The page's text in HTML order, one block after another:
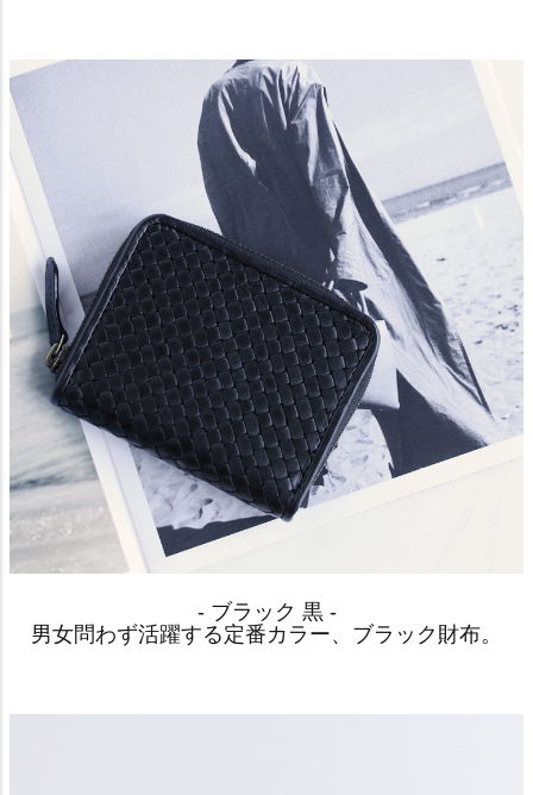
- ブラック 黒 -
男女問わず活躍する定番カラー、ブラック財布。